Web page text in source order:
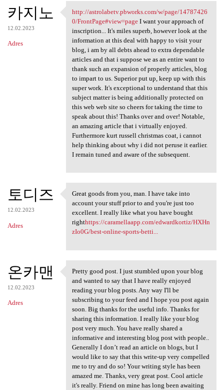
카지노
12.02.2023
Adres
http://astrolabetv.pbworks
http://astrolabetv.pbworks.com/w/page/14787426
0/FrontPage#view=pageI want your approach of
inscription... It's miles superb, however look at the
information at this deal with happy to visit your
blog, i am by all debts ahead to extra dependable
articles and that i suppose we as an entire want to
thank such an expansion of properly articles, blog
to impart to us. Superior put up, keep up with this
super work. It's exceptional to understand that this
subject matter is being additionally protected on
this web web site so cheers for taking the time to
speak about this! Thanks over and over! Notable,
an amazing article that i virtually enjoyed.
Furthermore kurt russell christmas coat, i cannot
help thinking about why i did not peruse it earlier.
I remain tuned and aware of the subsequent.
토디즈
12.02.2023
Adres
Great goods from you, man. I
Great goods from you, man. I have take into
account your stuff prior to and you're just too
excellent. I really like what you have bought
righthttps://caramellaapp.com/edwardkortiz/HXHn
zIo0G/best-online-sports-betti...
온카맨
12.02.2023
Adres
Pretty good post. I just
Pretty good post. I just stumbled upon your blog
and wanted to say that I have really enjoyed
reading your blog posts. Any way I'll be
subscribing to your feed and I hope you post again
soon. Big thanks for the useful info. Thanks for
sharing this information. I really like your blog
post very much. You have really shared a
informative and interesting blog post with people..
Generally I don’t read an article on blogs, but I
would like to say that this write-up very compelled
me to try and do so! Your writing style has been
amazed me. Thanks, very great post. Cool article
it's really. Friend on mine has long been awaiting